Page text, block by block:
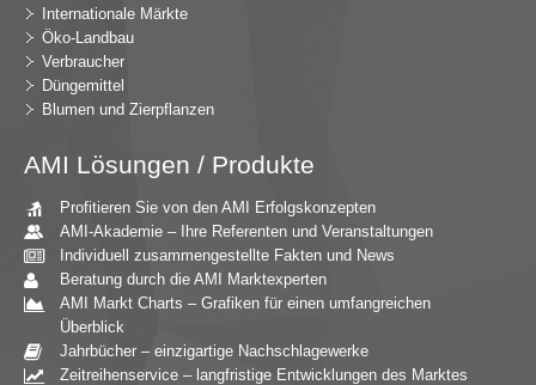
Internationale Märkte
Öko-Landbau
Verbraucher
Düngemittel
Blumen und Zierpflanzen
AMI Lösungen / Produkte
Profitieren Sie von den AMI Erfolgskonzepten
AMI-Akademie – Ihre Referenten und Veranstaltungen
Individuell zusammengestellte Fakten und News
Beratung durch die AMI Marktexperten
AMI Markt Charts – Grafiken für einen umfangreichen
Überblick
Jahrbücher – einzigartige Nachschlagewerke
Zeitreihenservice – langfristige Entwicklungen des Marktes